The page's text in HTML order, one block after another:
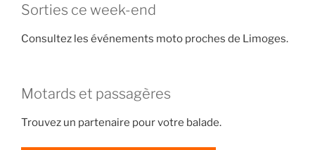
Sorties ce week-end
Consultez les événements moto proches de Limoges.
Motards et passagères
Trouvez un partenaire pour votre balade.